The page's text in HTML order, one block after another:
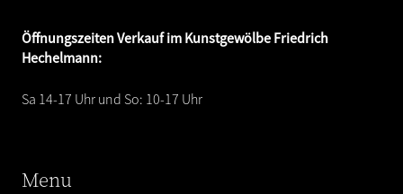
ÖffnungszeitenVerkauf im Kunstgewölbe Friedrich
Hechelmann:
Sa 14-17 Uhr und So: 10-17 Uhr
Menu